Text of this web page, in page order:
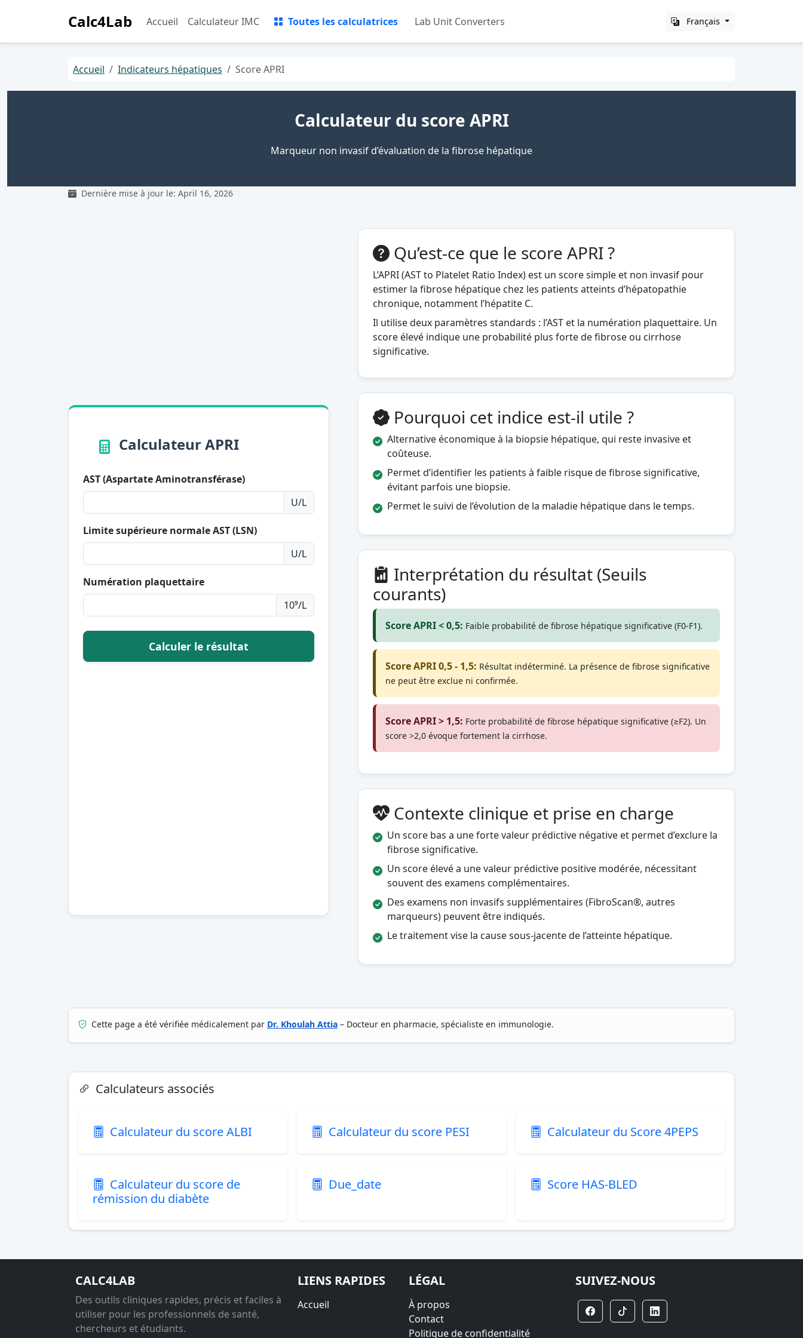
Calc4Lab Français
Accueil Calculateur IMC Toutes les calculatrices Lab Unit Converters
Accueil Indicateurs hépatiques Score APRI
Calculateur du score APRI
Marqueur non invasif d’évaluation de la fibrose hépatique
Dernière mise à jour le: April 16, 2026
Calculateur APRI
AST (Aspartate Aminotransférase)
U/L
Limite supérieure normale AST (LSN)
U/L
Numération plaquettaire
10⁹/L
Calculer le résultat
Qu’est-ce que le score APRI ?
L’APRI (AST to Platelet Ratio Index) est un score simple et non invasif pour
estimer la fibrose hépatique chez les patients atteints d’hépatopathie
chronique, notamment l’hépatite C.
Il utilise deux paramètres standards : l’AST et la numération plaquettaire. Un
score élevé indique une probabilité plus forte de fibrose ou cirrhose
significative.
Pourquoi cet indice est-il utile ?
Alternative économique à la biopsie hépatique, qui reste invasive et
coûteuse.
Permet d’identifier les patients à faible risque de fibrose significative,
évitant parfois une biopsie.
Permet le suivi de l’évolution de la maladie hépatique dans le temps.
Interprétation du résultat (Seuils
courants)
Score APRI < 0,5: Faible probabilité de fibrose hépatique significative (F0-F1).
Score APRI 0,5 - 1,5: Résultat indéterminé. La présence de fibrose significative
ne peut être exclue ni confirmée.
Score APRI > 1,5: Forte probabilité de fibrose hépatique significative (≥F2). Un
score >2,0 évoque fortement la cirrhose.
Contexte clinique et prise en charge
Un score bas a une forte valeur prédictive négative et permet d’exclure la
fibrose significative.
Un score élevé a une valeur prédictive positive modérée, nécessitant
souvent des examens complémentaires.
Des examens non invasifs supplémentaires (FibroScan®, autres
marqueurs) peuvent être indiqués.
Le traitement vise la cause sous-jacente de l’atteinte hépatique.
Cette page a été vérifiée médicalement par Dr. Khoulah Attia – Docteur en pharmacie, spécialiste en immunologie.
Calculateurs associés
Calculateur du score ALBI Calculateur du score PESI Calculateur du Score 4PEPS
Calculateur du score de
rémission du diabète
Due_date Score HAS-BLED
CALC4LAB
Des outils cliniques rapides, précis et faciles à
utiliser pour les professionnels de santé,
chercheurs et étudiants.
LIENS RAPIDES
Accueil
LÉGAL
À propos
Contact
Politique de confidentialité
SUIVEZ-NOUS